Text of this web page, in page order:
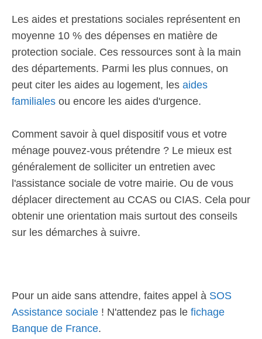
Les aides et prestations sociales représentent en
moyenne 10 % des dépenses en matière de
protection sociale. Ces ressources sont à la main
des départements. Parmi les plus connues, on
peut citer les aides au logement, les aides
familiales ou encore les aides d'urgence.
Comment savoir à quel dispositif vous et votre
ménage pouvez-vous prétendre ? Le mieux est
généralement de solliciter un entretien avec
l'assistance sociale de votre mairie. Ou de vous
déplacer directement au CCAS ou CIAS. Cela pour
obtenir une orientation mais surtout des conseils
sur les démarches à suivre.
Pour un aide sans attendre, faites appel à SOS
Assistance sociale ! N'attendez pas le fichage
Banque de France.